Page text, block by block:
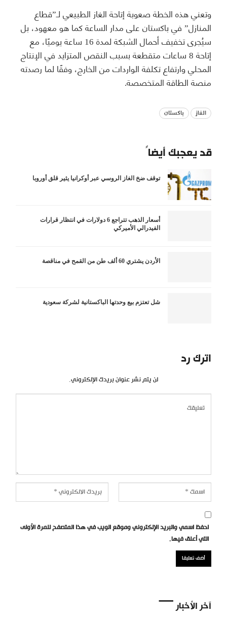
وتعني هذه الخطة صعوبة إتاحة الغاز الطبيعي لـ”قطاع
المنازل” في باكستان على مدار الساعة كما هو معهود، بل
سيُجرى تخفيف أحمال الشبكة لمدة 16 ساعة يوميًا، مع
إتاحة 8 ساعات متقطعة بسبب النقص المتزايد في الإنتاج
المحلي وارتفاع تكلفة الواردات من الخارج، وفقًا لما رصدته
منصة الطاقة المتخصصة.
الغاز باكستان
قد يعجبك أيضاً
توقف ضخ الغاز الروسي عبر أوكرانيا يثير قلق أوروبا
أسعار الذهب تتراجع 6 دولارات في انتظار قرارات
الفيدرالي الأميركي
الأردن يشتري 60 ألف طن من القمح في مناقصة
شل تعتزم بيع وحدتها الباكستانية لشركة سعودية
اترك رد
لن يتم نشر عنوان بريدك الإلكتروني.
احفظ اسمي والبريد الإلكتروني وموقع الويب في هذا المتصفح للمرة الأولى
التي أعلق فيها.
آخر الأخبار